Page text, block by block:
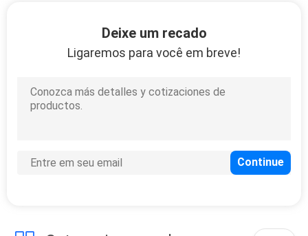
Deixe um recado
Ligaremos para você em breve!